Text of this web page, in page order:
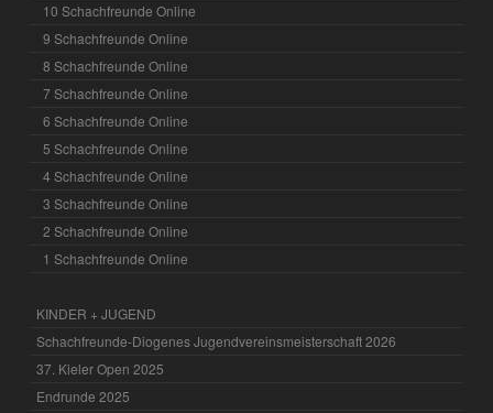
10 Schachfreunde Online
9 Schachfreunde Online
8 Schachfreunde Online
7 Schachfreunde Online
6 Schachfreunde Online
5 Schachfreunde Online
4 Schachfreunde Online
3 Schachfreunde Online
2 Schachfreunde Online
1 Schachfreunde Online
KINDER + JUGEND
Schachfreunde-Diogenes Jugendvereinsmeisterschaft 2026
37. Kieler Open 2025
Endrunde 2025